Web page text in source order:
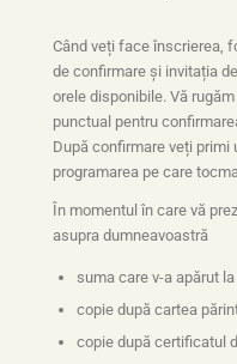
Când veți face înscrierea,
de confirmare și invitația
orele disponibile. Vă
punctual pentru
După confirmare veți primi
programarea pe care
În momentul în care vă
asupra dumneavoastră
suma care v-a apărut
copie după cartea
copie după certificatul